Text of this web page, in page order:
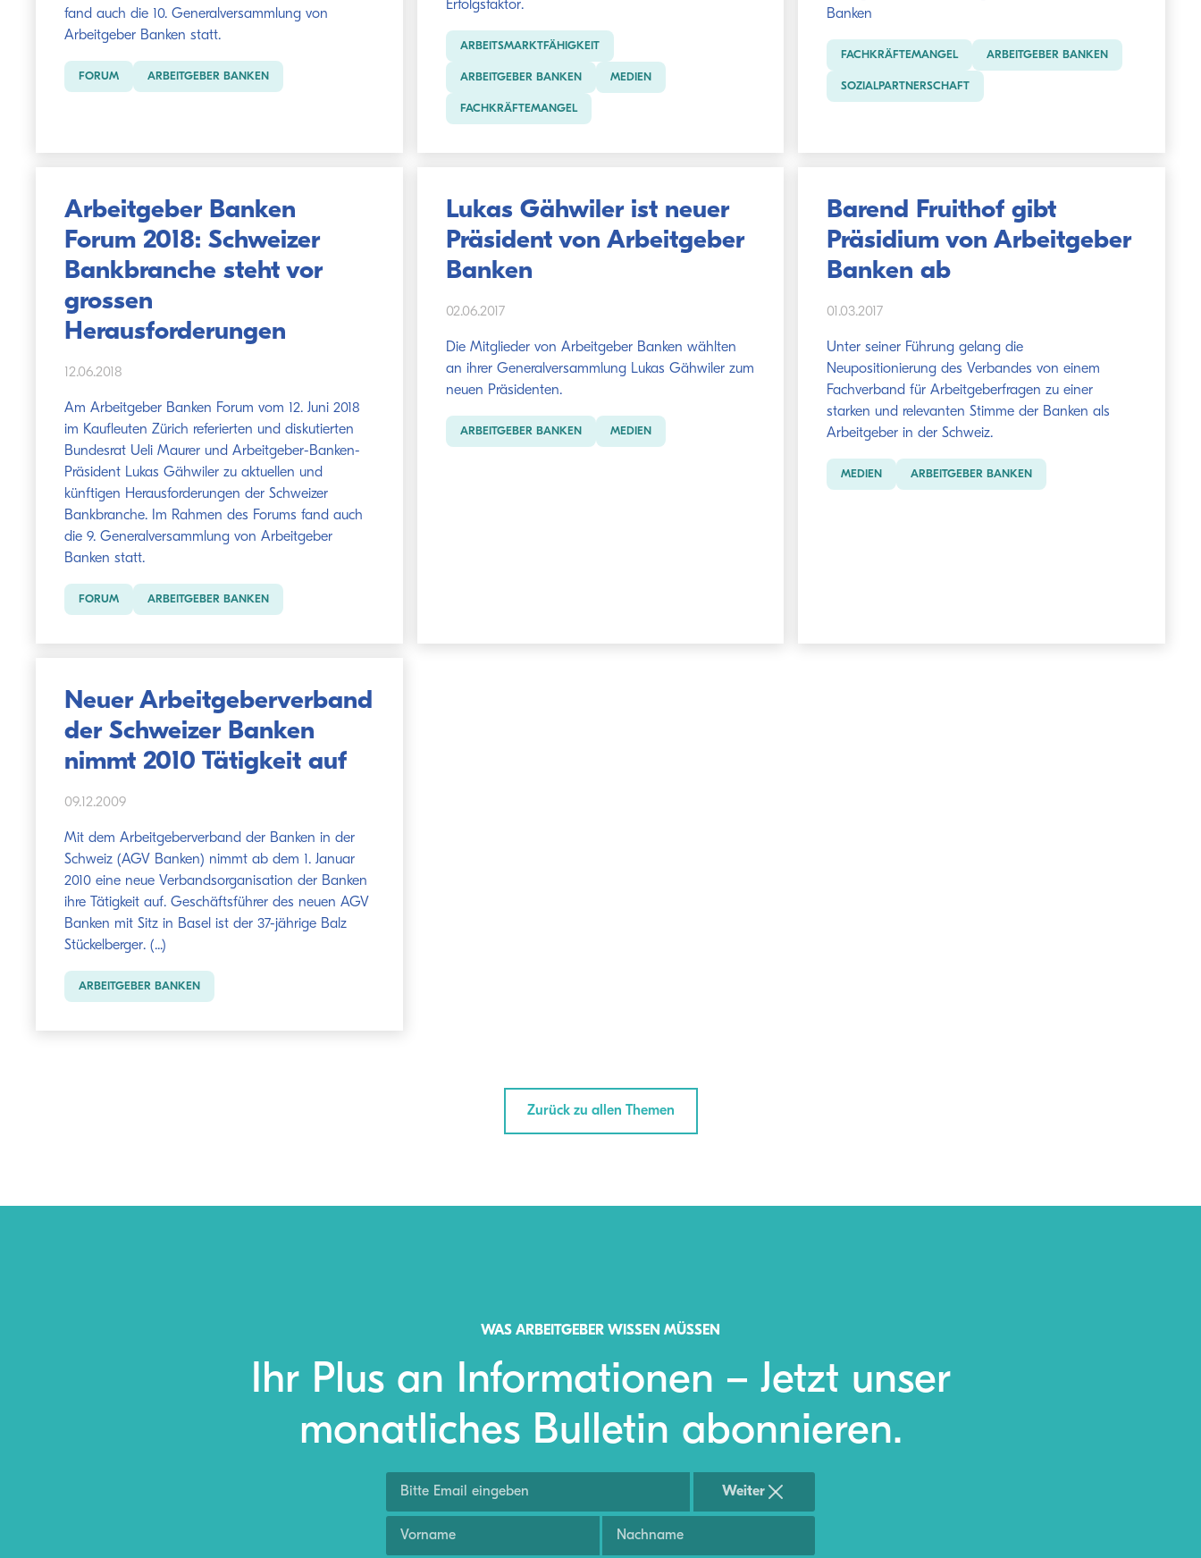
fand auch die 10. Generalversammlung von
Arbeitgeber Banken statt.
FORUM ARBEITGEBER BANKEN
Erfolgsfaktor.
ARBEITSMARKTFÄHIGKEIT
ARBEITGEBER BANKEN MEDIEN
FACHKRÄFTEMANGEL
Banken
FACHKRÄFTEMANGEL ARBEITGEBER BANKEN
SOZIALPARTNERSCHAFT
Arbeitgeber Banken
Forum 2018: Schweizer
Bankbranche steht vor
grossen
Herausforderungen
12.06.2018
Am Arbeitgeber Banken Forum vom 12. Juni 2018
im Kaufleuten Zürich referierten und diskutierten
Bundesrat Ueli Maurer und Arbeitgeber-Banken-
Präsident Lukas Gähwiler zu aktuellen und
künftigen Herausforderungen der Schweizer
Bankbranche. Im Rahmen des Forums fand auch
die 9. Generalversammlung von Arbeitgeber
Banken statt.
FORUM ARBEITGEBER BANKEN
Lukas Gähwiler ist neuer
Präsident von Arbeitgeber
Banken
02.06.2017
Die Mitglieder von Arbeitgeber Banken wählten
an ihrer Generalversammlung Lukas Gähwiler zum
neuen Präsidenten.
ARBEITGEBER BANKEN MEDIEN
Barend Fruithof gibt
Präsidium von Arbeitgeber
Banken ab
01.03.2017
Unter seiner Führung gelang die
Neupositionierung des Verbandes von einem
Fachverband für Arbeitgeberfragen zu einer
starken und relevanten Stimme der Banken als
Arbeitgeber in der Schweiz.
MEDIEN ARBEITGEBER BANKEN
Neuer Arbeitgeberverband
der Schweizer Banken
nimmt 2010 Tätigkeit auf
09.12.2009
Mit dem Arbeitgeberverband der Banken in der
Schweiz (AGV Banken) nimmt ab dem 1. Januar
2010 eine neue Verbandsorganisation der Banken
ihre Tätigkeit auf. Geschäftsführer des neuen AGV
Banken mit Sitz in Basel ist der 37-jährige Balz
Stückelberger. (...)
ARBEITGEBER BANKEN
Zurück zu allen Themen
WAS ARBEITGEBER WISSEN MÜSSEN
Ihr Plus an Informationen – Jetzt unser
monatliches Bulletin abonnieren.
Weiter